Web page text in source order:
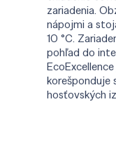
zariadenia.
nápojmi a
10 °C.
pohľad do
korešponduje
hosťovských